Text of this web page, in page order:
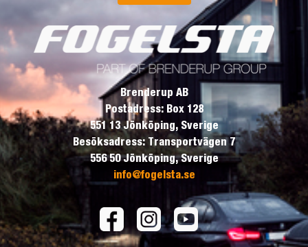
Brenderup AB
Postadress: Box 128
551 13 Jönköping, Sverige
Besöksadress: Transportvägen 7
556 50 Jönköping, Sverige
info@fogelsta.se